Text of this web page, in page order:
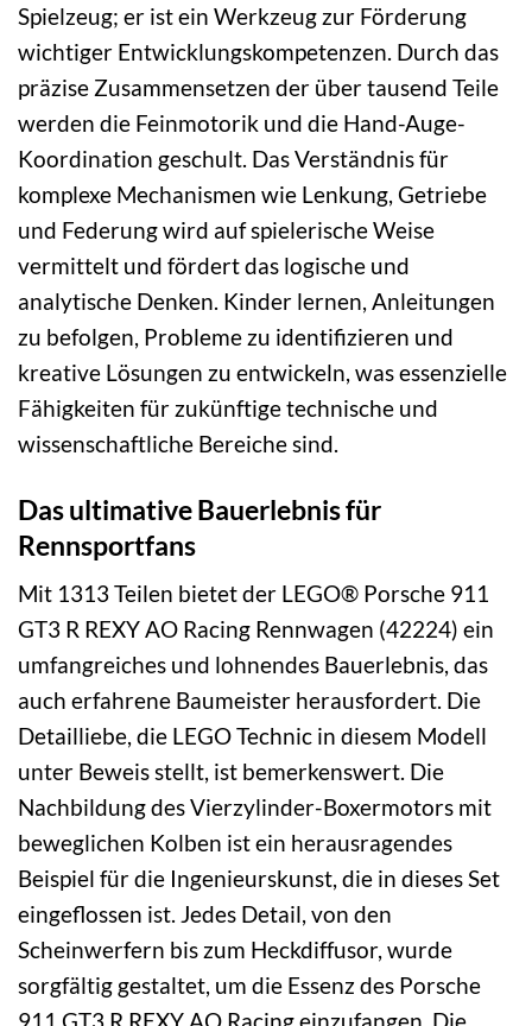
Spielzeug; er ist ein Werkzeug zur Förderung
wichtiger Entwicklungskompetenzen. Durch das
präzise Zusammensetzen der über tausend Teile
werden die Feinmotorik und die Hand-Auge-
Koordination geschult. Das Verständnis für
komplexe Mechanismen wie Lenkung, Getriebe
und Federung wird auf spielerische Weise
vermittelt und fördert das logische und
analytische Denken. Kinder lernen, Anleitungen
zu befolgen, Probleme zu identifizieren und
kreative Lösungen zu entwickeln, was essenzielle
Fähigkeiten für zukünftige technische und
wissenschaftliche Bereiche sind.
Das ultimative Bauerlebnis für
Rennsportfans
Mit 1313 Teilen bietet der LEGO® Porsche 911
GT3 R REXY AO Racing Rennwagen (42224) ein
umfangreiches und lohnendes Bauerlebnis, das
auch erfahrene Baumeister herausfordert. Die
Detailliebe, die LEGO Technic in diesem Modell
unter Beweis stellt, ist bemerkenswert. Die
Nachbildung des Vierzylinder-Boxermotors mit
beweglichen Kolben ist ein herausragendes
Beispiel für die Ingenieurskunst, die in dieses Set
eingeflossen ist. Jedes Detail, von den
Scheinwerfern bis zum Heckdiffusor, wurde
sorgfältig gestaltet, um die Essenz des Porsche